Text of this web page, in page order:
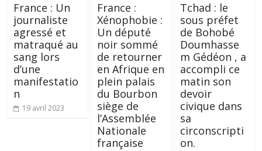
France : Un
journaliste
agressé et
matraqué au
sang lors
d’une
manifestatio
n
19 avril 2023
France :
Xénophobie :
Un député
noir sommé
de retourner
en Afrique en
plein palais
du Bourbon
siège de
l’Assemblée
Nationale
française
Tchad : le
sous préfet
de Bohobé
Doumhasse
m Gédéon , a
accompli ce
matin son
devoir
civique dans
sa
circonscripti
on.